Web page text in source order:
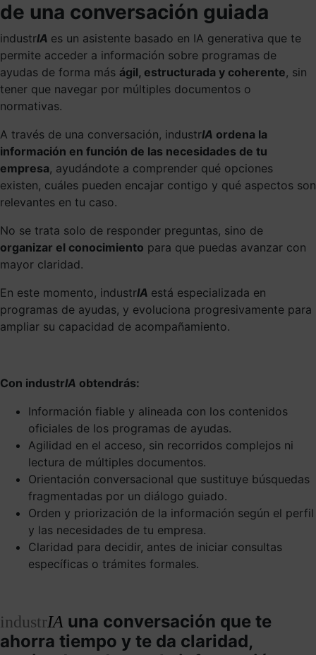
de una conversación guiada
industrIA es un asistente basado en IA generativa que te
permite acceder a información sobre programas de
ayudas de forma más ágil, estructurada y coherente, sin
tener que navegar por múltiples documentos o
normativas.
A través de una conversación, industrIA ordena la
información en función de las necesidades de tu
empresa, ayudándote a comprender qué opciones
existen, cuáles pueden encajar contigo y qué aspectos son
relevantes en tu caso.
No se trata solo de responder preguntas, sino de
organizar el conocimiento para que puedas avanzar con
mayor claridad.
En este momento, industrIA está especializada en
programas de ayudas, y evoluciona progresivamente para
ampliar su capacidad de acompañamiento.
Con industrIA obtendrás:
Información fiable y alineada con los contenidos
oficiales de los programas de ayudas.
Agilidad en el acceso, sin recorridos complejos ni
lectura de múltiples documentos.
Orientación conversacional que sustituye búsquedas
fragmentadas por un diálogo guiado.
Orden y priorización de la información según el perfil
y las necesidades de tu empresa.
Claridad para decidir, antes de iniciar consultas
específicas o trámites formales.
industrIA una conversación que te
ahorra tiempo y te da claridad,